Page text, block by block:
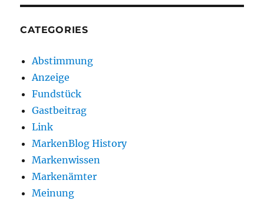
CATEGORIES
Abstimmung
Anzeige
Fundstück
Gastbeitrag
Link
MarkenBlog History
Markenwissen
Markenämter
Meinung